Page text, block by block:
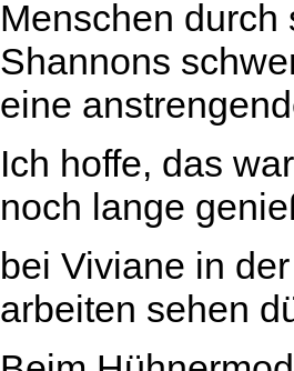
Menschen
Shannons
eine
Ich hoffe, das
noch lange
bei Viviane in
arbeiten sehen